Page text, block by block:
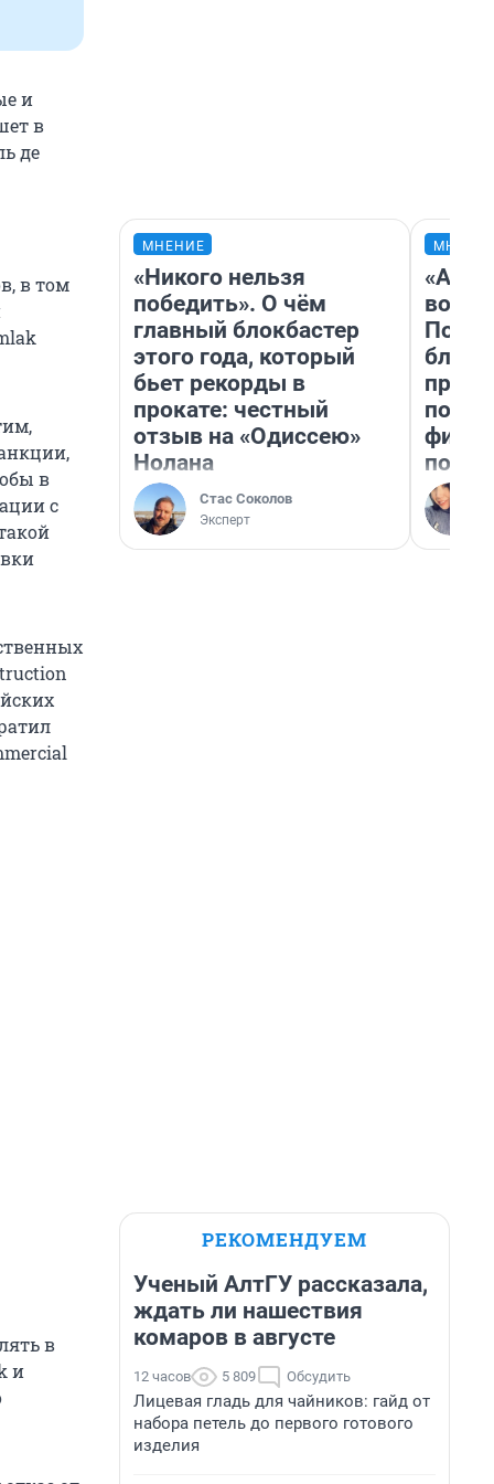
и
в
де
в том
в
с
в
и
МНЕНИЕ
«Никого нельзя
победить». О чём
главный блокбастер
этого года, который
бьет рекорды в
прокате: честный
отзыв на «Одиссею»
Нолана
Стас Соколов
Эксперт
вот
РЕКОМЕНДУЕМ
Ученый АлтГУ рассказала,
ждать ли нашествия
комаров в августе
12 часов 5 809 Обсудить
Лицевая гладь для чайников: гайд от
набора петель до первого готового
изделия